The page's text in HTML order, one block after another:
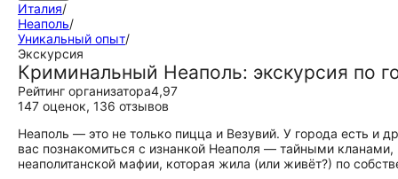
Италия/
Неаполь/
Уникальный опыт/
Экскурсия
Криминальный Неаполь: экскурсия по
Рейтинг организатора4,97
147 оценок, 136 отзывов
Неаполь — это не только пицца и Везувий. У города есть и
вас познакомиться с изнанкой Неаполя — тайными
неаполитанской мафии, которая жила (или живёт?) по